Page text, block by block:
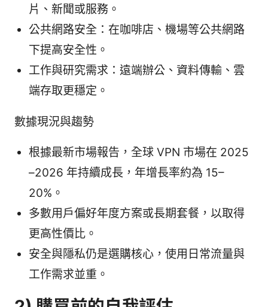
片、新聞或服務。
公共網路安全：在咖啡店、機場等公共網路
下提高安全性。
工作與研究需求：遠端辦公、資料傳輸、雲
端存取更穩定。
數據現況與趨勢
根據最新市場報告，全球 VPN 市場在 2025
–2026 年持續成長，年增長率約為 15–
20%。
多數用戶偏好年度方案或長期套餐，以取得
更高性價比。
安全與隱私仍是選購核心，使用日常流量與
工作需求並重。